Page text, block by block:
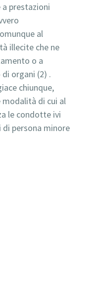
prestazioni
al
illecite che ne
o a
organi (2) .
chiunque,
di cui al
le condotte ivi
persona minore